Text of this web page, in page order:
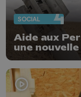
SOCIAL
Aide aux
une